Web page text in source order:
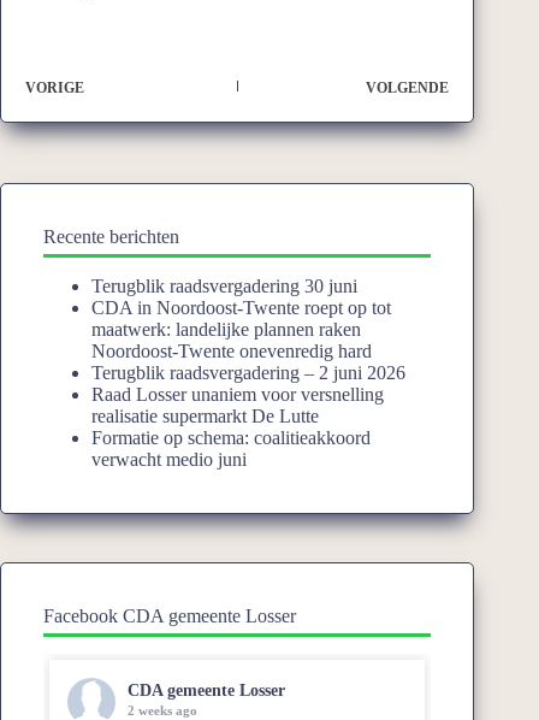
VORIGE VOLGENDE
Recente berichten
Terugblik raadsvergadering 30 juni
CDA in Noordoost-Twente roept op tot
maatwerk: landelijke plannen raken
Noordoost-Twente onevenredig hard
Terugblik raadsvergadering – 2 juni 2026
Raad Losser unaniem voor versnelling
realisatie supermarkt De Lutte
Formatie op schema: coalitieakkoord
verwacht medio juni
Facebook CDA gemeente Losser
CDA gemeente Losser
2 weeks ago